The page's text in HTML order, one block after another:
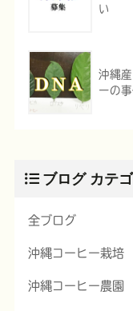
い
沖縄
ーの
ブログ カテ
全ブログ
沖縄コーヒー栽培
沖縄コーヒー農園